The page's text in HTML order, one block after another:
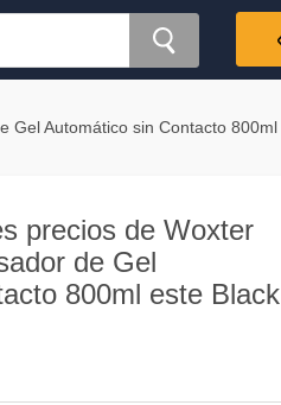
Gel Automático sin Contacto 800ml
precios de Woxter
de Gel
800ml este Black